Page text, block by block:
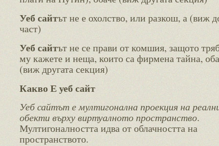
Уеб сайтът не е охолство, или разкош, а (виж
част)
Уеб сайтът не се прави от комшия, защото
му кажете и неща, които са фирмена тайна,
(виж другата секция)
Какво Е уеб сайт
Уеб сайтът е мултигонална проекция на
обекти върху виртуалното пространство.
Мултигоналността идва от облачността на
пространството.